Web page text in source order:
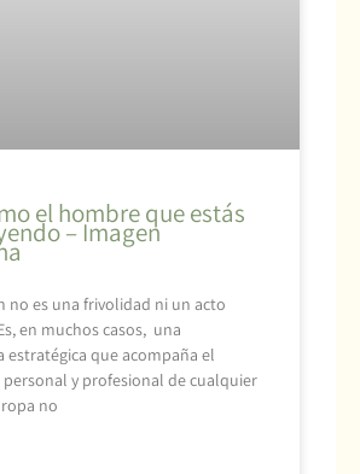
el hombre que estás
– Imagen
no es una frivolidad ni un acto
en muchos casos, una
estratégica que acompaña el
y profesional de cualquier
no